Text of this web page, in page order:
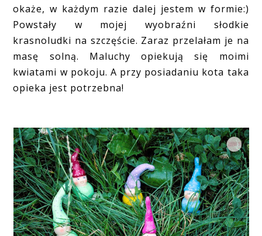
okaże, w każdym razie dalej jestem w formie:)
Powstały w mojej wyobraźni słodkie
krasnoludki na szczęście. Zaraz przelałam je na
masę solną. Maluchy opiekują się moimi
kwiatami w pokoju. A przy posiadaniu kota taka
opieka jest potrzebna!